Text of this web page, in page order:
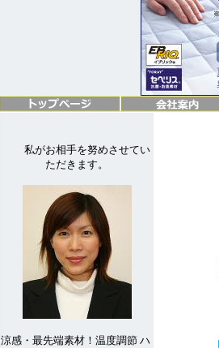
私がお相手を努めさせてい
ただきます。
涼感・最先端素材！温度調節 ハ